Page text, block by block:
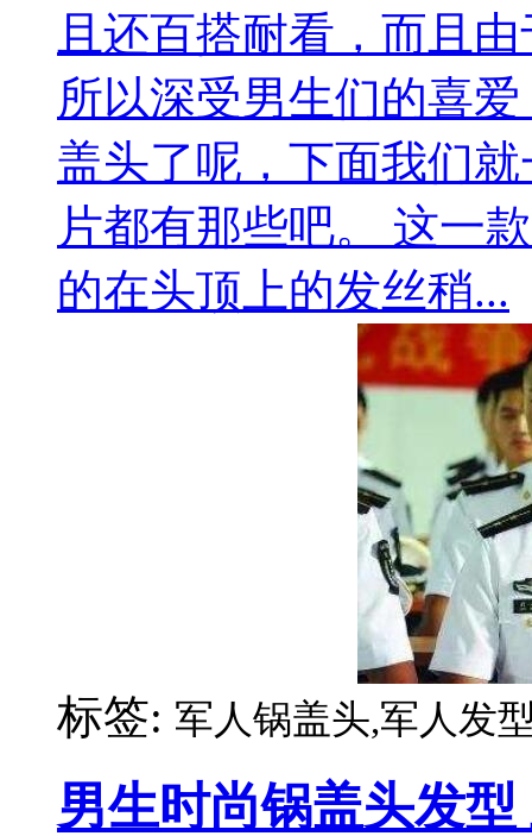
且还百搭耐看，而且
所以深受男生们的喜
盖头了呢，下面我们
片都有那些吧。 这一
的在头顶上的发丝稍...
标签: 军人锅盖头,军人发
男生时尚锅盖头发